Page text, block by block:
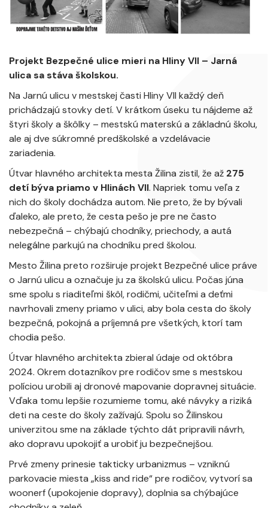
Projekt Bezpečné ulice mieri na Hliny VII – Jarná
ulica sa stáva školskou.
Na Jarnú ulicu v mestskej časti Hliny VII každý deň
prichádzajú stovky detí. V krátkom úseku tu nájdeme až
štyri školy a škôlky – mestskú materskú a základnú školu,
ale aj dve súkromné predškolské a vzdelávacie
zariadenia.
Útvar hlavného architekta mesta Žilina zistil, že až 275
detí býva priamo v Hlinách VII. Napriek tomu veľa z
nich do školy dochádza autom. Nie preto, že by bývali
ďaleko, ale preto, že cesta pešo je pre ne často
nebezpečná – chýbajú chodníky, priechody, a autá
nelegálne parkujú na chodníku pred školou.
Mesto Žilina preto rozširuje projekt Bezpečné ulice práve
o Jarnú ulicu a označuje ju za školskú ulicu. Počas júna
sme spolu s riaditeľmi škôl, rodičmi, učiteľmi a deťmi
navrhovali zmeny priamo v ulici, aby bola cesta do školy
bezpečná, pokojná a príjemná pre všetkých, ktorí tam
chodia pešo.
Útvar hlavného architekta zbieral údaje od októbra
2024. Okrem dotazníkov pre rodičov sme s mestskou
políciou urobili aj dronové mapovanie dopravnej situácie.
Vďaka tomu lepšie rozumieme tomu, aké návyky a riziká
deti na ceste do školy zažívajú. Spolu so Žilinskou
univerzitou sme na základe týchto dát pripravili návrh,
ako dopravu upokojiť a urobiť ju bezpečnejšou.
Prvé zmeny prinesie takticky urbanizmus – vzniknú
parkovacie miesta „kiss and ride“ pre rodičov, vytvorí sa
woonerf (upokojenie dopravy), doplnia sa chýbajúce